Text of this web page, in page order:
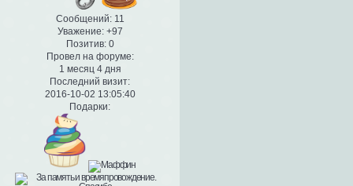
Сообщений:11
Уважение: +97
Позитив: 0
Провел на форуме:
1 месяц 4 дня
Последний визит:
2016-10-02 13:05:40
Подарки: